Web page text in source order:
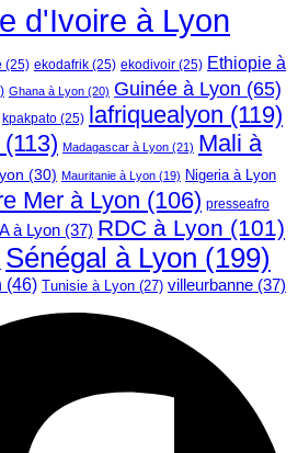
d'Ivoire à Lyon
(25) ekodafrik (25) ekodivoir (25) Ethiopie à
Ghana à Lyon (20) Guinée à Lyon (65)
kpakpato (25) lafriquealyon (119)
(113) Madagascar à Lyon (21) Mali à
(30) Mauritanie à Lyon (19) Nigeria à Lyon
Mer à Lyon (106) presseafro
à Lyon (37) RDC à Lyon (101)
Sénégal à Lyon (199)
(46) Tunisie à Lyon (27) villeurbanne (37)